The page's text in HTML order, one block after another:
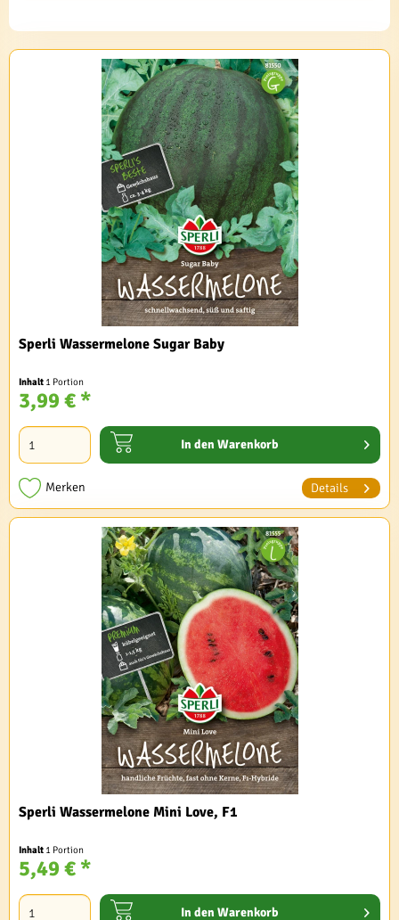
Sperli Wassermelone Sugar Baby
Inhalt 1 Portion
3,99 € *
In den Warenkorb
Merken Details
Sperli Wassermelone Mini Love, F1
Inhalt 1 Portion
5,49 € *
In den Warenkorb